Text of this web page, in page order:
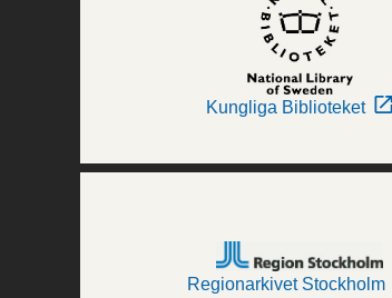
Kungliga Biblioteket
Regionarkivet Stockholm